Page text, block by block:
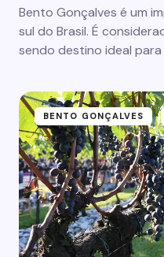
Bento Gonçalves é um
sul do Brasil. É
sendo destino ideal para
BENTO GONÇALVES